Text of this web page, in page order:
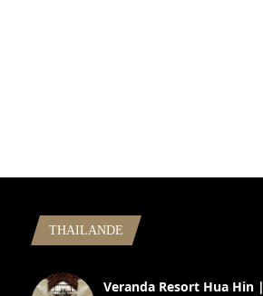
THAILANDE
Veranda Resort Hua Hin |